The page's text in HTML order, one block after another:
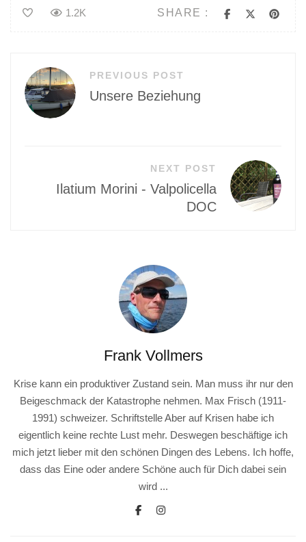
SHARE :
1.2K
Beitragsnavigation
PREVIOUS POST
Unsere Beziehung
NEXT POST
Ilatium Morini - Valpolicella
DOC
Frank Vollmers
Krise kann ein produktiver Zustand sein. Man muss ihr nur den
Beigeschmack der Katastrophe nehmen. Max Frisch (1911-
1991) schweizer. Schriftstelle Aber auf Krisen habe ich
eigentlich keine rechte Lust mehr. Deswegen beschäftige ich
mich jetzt lieber mit den schönen Dingen des Lebens. Ich hoffe,
dass das Eine oder andere Schöne auch für Dich dabei sein
wird ...